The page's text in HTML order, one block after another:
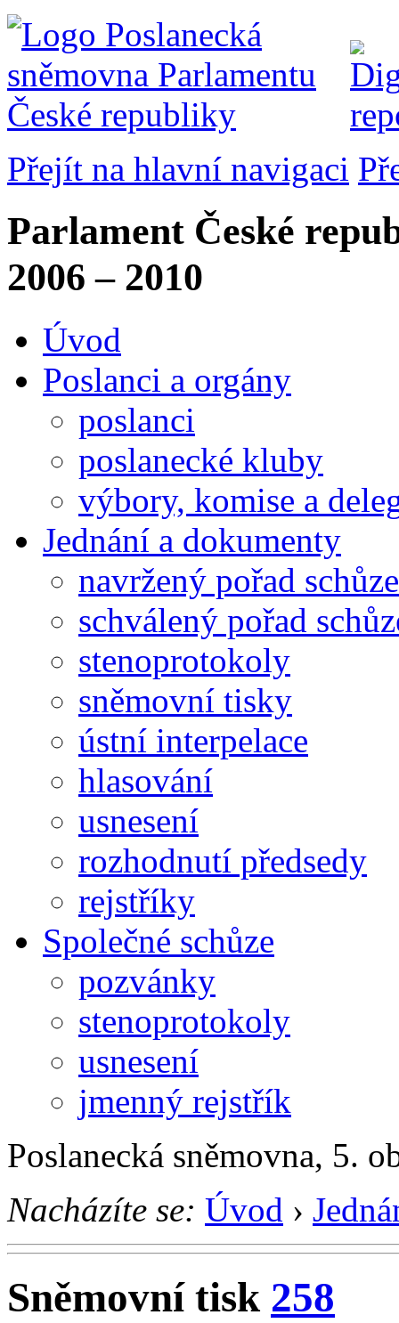
Přejít na hlavní navigaci
Parlament České
2006 – 2010
Úvod
Poslanci a orgány
poslanci
poslanecké kluby
výbory, komise a
Jednání a dokumenty
navržený pořad schůze
schválený pořad
stenoprotokoly
sněmovní tisky
ústní interpelace
hlasování
usnesení
rozhodnutí předsedy
rejstříky
Společné schůze
pozvánky
stenoprotokoly
usnesení
jmenný rejstřík
Poslanecká sněmovna, 5.
Nacházíte se: Úvod ›
Sněmovní tisk 258